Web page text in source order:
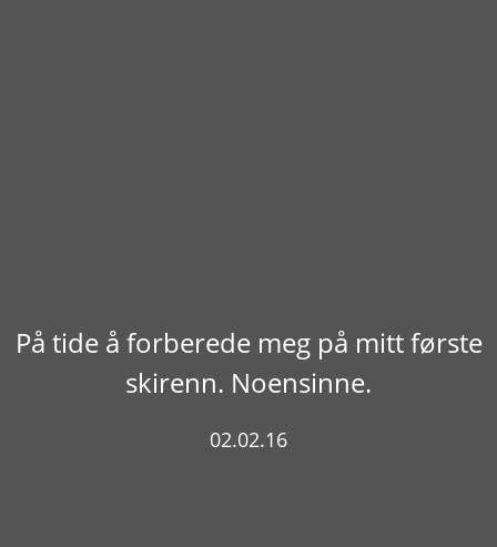
På tide å forberede meg på mitt første
skirenn. Noensinne.
02.02.16